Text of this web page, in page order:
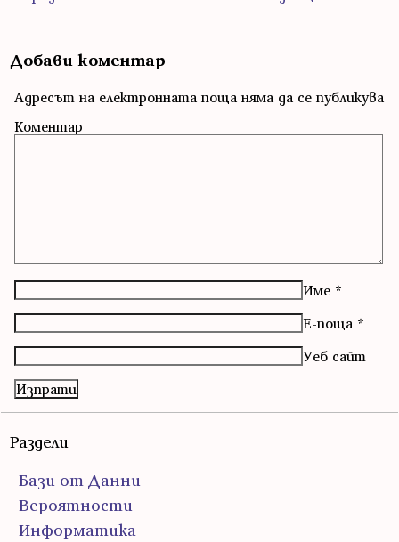
Добави коментар
Адресът на електронната поща няма да се публикува
Коментар
Име *
Е-поща *
Уеб сайт
Раздели
Бази от Данни
Вероятности
Информатика